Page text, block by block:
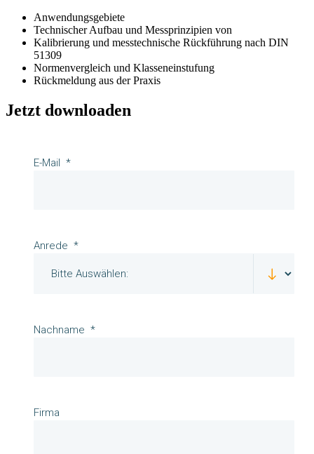
Anwendungsgebiete
Technischer Aufbau und Messprinzipien von
Kalibrierung und messtechnische Rückführung nach DIN
51309
Normenvergleich und Klasseneinstufung
Rückmeldung aus der Praxis
Jetzt downloaden
E-Mail
Anrede
Nachname
Firma